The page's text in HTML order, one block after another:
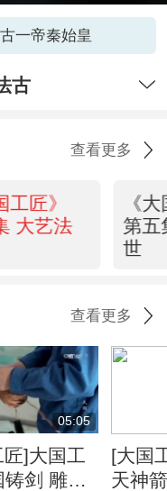
一帝秦始皇
古
查看更多
工匠》
大艺法
《
第五
世
查看更多
05:05
]大国工
铸剑 雕刻
[大国
天神箭